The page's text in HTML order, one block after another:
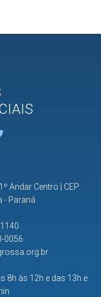
Andar Centro | CEP:
- Paraná
0056
8h às 12h e das 13h e